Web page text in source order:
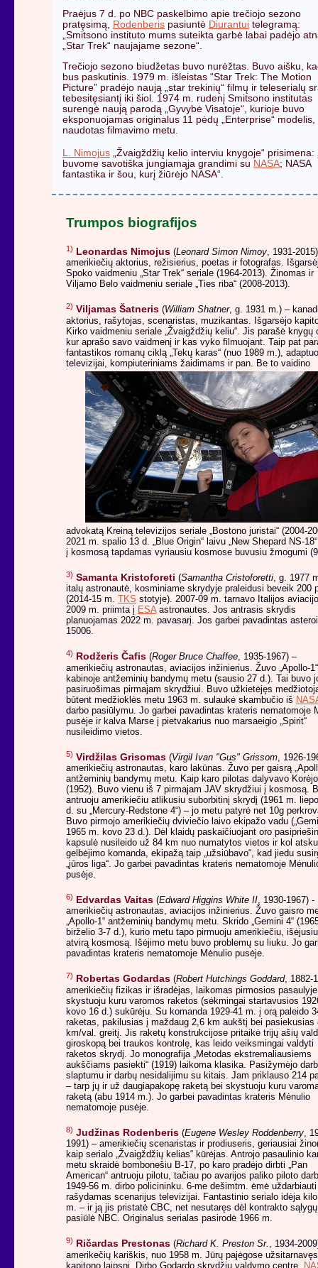
Praėjus 7 d. po NBC paskelbimo apie trečiojo sezono
pratęsimą, Rodenberis pasiuntė Diurantui telegramą:
„Smitsono instituto mums suteikta garbė labai padėjo
„Star Trek“ naujajame sezone“.
Trečiojo sezono biudžetas buvo nurėžtas. Buvo aišku,
bus paskutinis. 1979 m. išleistas “Star Trek: The Motion
Picture” pradėjo naują „star trekinių“ filmų ir teleserialų
tebesitęsiantį iki šiol. 1974 m. rudenį Smitsono institutas
surengė naują parodą „Gyvybė Visatoje“, kurioje buvo
eksponuojamas originalus 11 pėdų „Enterprise“ modelis,
naudotas filmavimo metu.
L. Nimojus „Žvaigždžių kelio interviu knygoje“ prisimena:
buvome savotiška jungiamąja grandimi su NASA; NASA
fantastika ir šou, kurį žiūrėjo NASA“.
Trumpos biografijos
1) Leonardas Nimojus (Leonard Simon Nimoy, 1931-
amerikiečių aktorius, režisierius, poetas ir fotografas.
Spoko vaidmeniu „Star Trek“ seriale (1964-2013). Žinomas ir
Viljamo Belo vaidmeniu seriale „Ties riba“ (2008-2013).
2) Viljamas Šatneris (William Shatner, g. 1931 m.) –
aktorius, rašytojas, scenaristas, muzikantas. Išgarsėjo
Kirko vaidmeniu seriale „Žvaigždžių keliu“. Jis parašė knygų
kur aprašo savo vaidmenį ir kas vyko filmuojant. Taip pat
fantastikos romanų ciklą „Tekų karas“ (nuo 1989 m.),
televizijai, kompiuteriniams žaidimams ir pan. Be to vaidino
advokatą Kreiną televizijos seriale „Bostono juristai“ (2004-
2021 m. spalio 13 d. „Blue Origin“ laivu „New Shepard NS-
į kosmosą tapdamas vyriausiu kosmose buvusiu žmogumi
3) Samanta Kristoforeti (Samantha Cristoforetti, g. 1977
italų astronautė, kosminiame skrydyje praleidusi beveik 200
(2014-15 m. TKS stotyje). 2007-09 m. tarnavo Italijos
2009 m. priimta į ESAastronautes. Jos antrasis skrydis
planuojamas 2022 m. pavasarį. Jos garbei pavadintas
15006.
4) Rodžeris Čafis (Roger Bruce Chaffee, 1935-1967) –
amerikiečių astronautas, aviacijos inžinierius. Žuvo „Apollo-1“
kabinoje antžeminių bandymų metu (sausio 27 d.). Tai buvo
pasiruošimas pirmajam skrydžiui. Buvo užkietėjęs
būtent medžioklės metu 1963 m. sulaukė skambučio iš
darbo pasiūlymu. Jo garbei pavadintas krateris nematomoje
pusėje ir kalva Marse į pietvakarius nuo marsaeigio „Spirit“
nusileidimo vietos.
5) Virdžilas Grisomas (Virgil Ivan "Gus" Grissom , 1926-
amerikiečių astronautas, karo lakūnas. Žuvo per gaisrą
antžeminių bandymų metu. Kaip karo pilotas dalyvavo
(1952). Buvo vienu iš 7 pirmajam JAV skrydžiui į kosmosą.
antruoju amerikiečiu atlikusiu suborbitinį skrydį (1961 m.
d. su „Mercury-Redstone 4“) – jo metu patyrė net 10g
Buvo pirmojo amerikiečių dviviečio laivo ekipažo vadu
1965 m. kovo 23 d.). Dėl klaidų paskaičiuojant oro
kapsulė nusileido už 84 km nuo numatytos vietos ir kol
gelbėjimo komanda, ekipažą taip „užsiūbavo“, kad jiedu
„jūros liga“. Jo garbei pavadintas krateris nematomoje
pusėje.
6) Edvardas Vaitas (Edward Higgins White II, 1930-1967) -
amerikiečių astronautas, aviacijos inžinierius. Žuvo gaisro
„Apollo-1“ antžeminių bandymų metu. Skrido „Gemini 4“
birželio 3-7 d.), kurio metu tapo pirmuoju amerikiečiu,
atvirą kosmosą. Išėjimo metu buvo problemų su liuku. Jo
pavadintas krateris nematomoje Mėnulio pusėje.
7) Robertas Godardas (Robert Hutchings Goddard, 1882-
amerikiečių fizikas ir išradėjas, laikomas pirmosios pasaulyje
skystuoju kuru varomos raketos (sėkmingai startavusios
kovo 16 d.) sukūrėju. Su komanda 1929-41 m. į orą paleido
raketas, pakilusias į maždaug 2,6 km aukštį bei pasiekusias
km/val. greitį. Jis raketų konstrukcijose pritaikė trijų ašių
giroskopą bei traukos kontrolę, kas leido veiksmingai valdyti
raketos skrydį. Jo monografija „Metodas ekstremaliausiems
aukščiams pasiekti“ (1919) laikoma klasika. Pasižymėjo
slaptumu ir darbų nesidalijimu su kitais. Jam priklauso 214
– tarp jų ir už daugiapakopę raketą bei skystuoju kuru
raketą (abu 1914 m.). Jo garbei pavadintas krateris Mėnulio
nematomoje pusėje.
8) Judžinas Rodenberis (Eugene Wesley Roddenberry,
1991) – amerikiečių scenaristas ir prodiuseris, geriausiai
kaip serialo „Žvaigždžių kelias“ kūrėjas. Antrojo pasaulinio
metu skraidė bombonešiu B-17, po karo pradėjo dirbti „Pan
American“ antruoju pilotu, tačiau po avarijos paliko piloto
1949-56 m. dirbo policininku. 6-me dešimtm. ėmė uždarbiauti
rašydamas scenarijus televizijai. Fantastinio serialo idėja
m. – ir ją jis pristatė CBC, net nesutaręs dėl kontrakto
pasiūlė NBC. Originalus serialas pasirodė 1966 m.
9) Ričardas Prestonas (Richard K. Preston Sr. , 1934-
amerikečių kariškis, nuo 1958 m. Jūrų pajėgose užsitarnavęs
kapitono laipsnį. Dirbo Godardo skrydžių valdymo centre,